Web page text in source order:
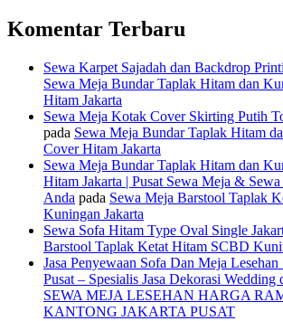
Komentar Terbaru
Sewa Karpet Sajadah dan Backdrop
Sewa Meja Bundar Taplak Hitam dan
Hitam Jakarta
Sewa Meja Kotak Cover Skirting Putih
pada Sewa Meja Bundar Taplak Hitam
Cover Hitam Jakarta
Sewa Meja Bundar Taplak Hitam dan
Hitam Jakarta | Pusat Sewa Meja &
Anda pada Sewa Meja Barstool Taplak
Kuningan Jakarta
Sewa Sofa Hitam Type Oval Single
Barstool Taplak Ketat Hitam SCBD
Jasa Penyewaan Sofa Dan Meja Lesehan
Pusat – Spesialis Jasa Dekorasi Wedding
SEWA MEJA LESEHAN HARGA
KANTONG JAKARTA PUSAT